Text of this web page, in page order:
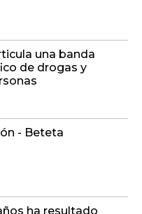
una banda
de drogas y
- Beteta
ha resultado